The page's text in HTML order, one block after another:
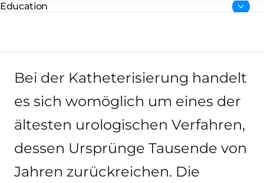
übergeordnete Seite:
Education
Bei der Katheterisierung handelt
es sich womöglich um eines der
ältesten urologischen Verfahren,
dessen Ursprünge Tausende von
Jahren zurückreichen. Die